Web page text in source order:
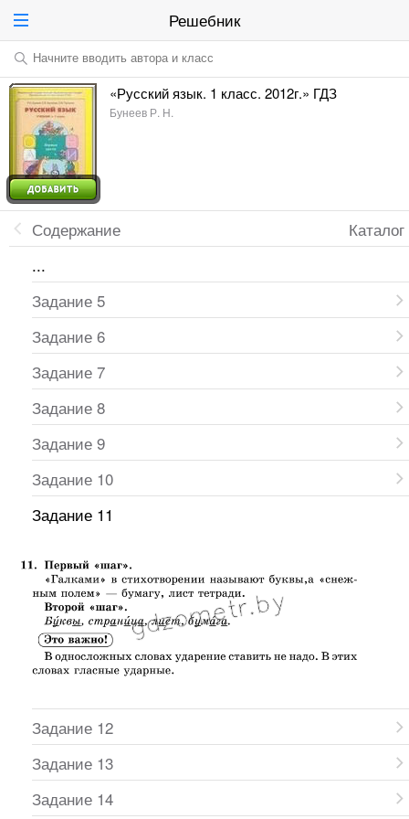
Решебник
Начните вводить автора и класс
«Русский язык. 1 класс. 2012г.» ГДЗ
Бунеев Р. Н.
Каталог
Содержание
...
Задание 5
Задание 6
Задание 7
Задание 8
Задание 9
Задание 10
Задание 11
Задание 12
Задание 13
Задание 14